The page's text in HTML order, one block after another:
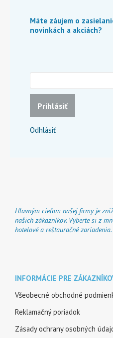
Máte záujem o
novinkách a akciách?
Prihlásiť
Odhlásiť
Hlavným cieľom našej firmy je
našich zákazníkov. Vyberte si z
hotelové a reštauračné zariadenia.
INFORMÁCIE PRE
Všeobecné obchodné
Reklamačný poriadok
Zásady ochrany osobných